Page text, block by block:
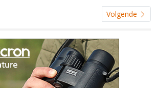
Volgende